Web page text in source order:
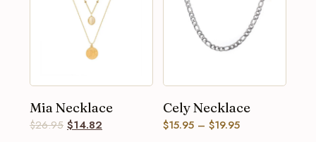
Mia Necklace
$26.95 $14.82
Cely Necklace
$15.95 – $19.95